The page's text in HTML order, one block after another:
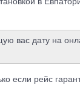
вас дату на
рейс